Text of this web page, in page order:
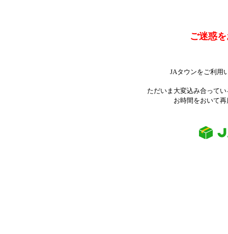
ご迷惑
JAタウンをご利用
ただいま大変込み合って
お時間をおいて